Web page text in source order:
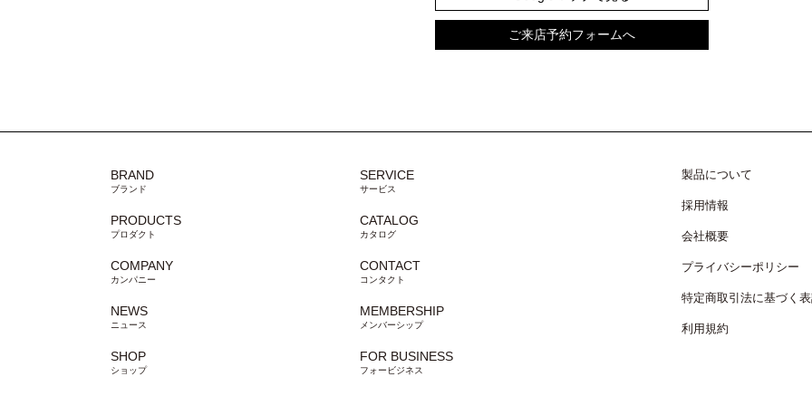
ご来店予約フォームへ
BRAND
ブランド
PRODUCTS
プロダクト
COMPANY
カンパニー
NEWS
ニュース
SHOP
ショップ
SERVICE
サービス
CATALOG
カタログ
CONTACT
コンタクト
MEMBERSHIP
メンバーシップ
FOR BUSINESS
フォービジネス
製品について
採用情報
会社概要
プライバシーポリシー
特定商取引法に基づく
利用規約